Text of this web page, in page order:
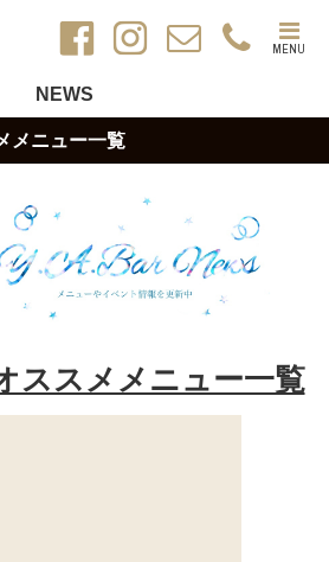
MENU
NEWS
メニュー一覧
スメメニュー一覧